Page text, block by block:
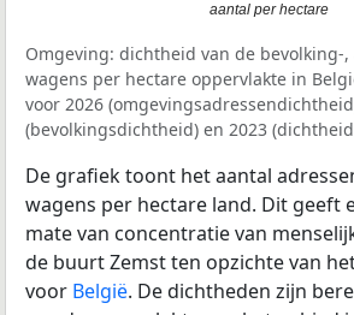
aantal per hectare
Omgeving: dichtheid van de bevolking-,
wagens per hectare oppervlakte in
voor 2026
(bevolkingsdichtheid) en 2023
De grafiek toont het aantal
wagens per hectare land. Dit geeft
mate van concentratie van
de buurt Zemst ten opzichte van
voor België. De dichtheden zijn